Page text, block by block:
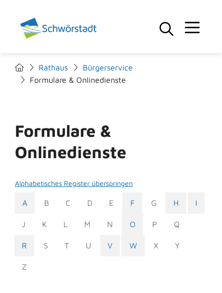
Rathaus
Bürgerservice
Formulare & Onlinedienste
Formulare &
Onlinedienste
Alphabetisches Register überspringen
A B C D E F G H I
J K L M N O P Q
R S T U V W X Y
Z